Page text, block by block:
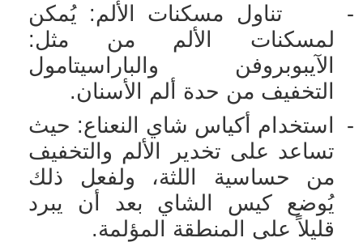
-
تناول مسكنات الألم: يُمكن
لمسكنات الألم من مثل:
الآيبوبروفن والباراسيتامول
التخفيف من حدة ألم الأسنان.
-
استخدام أكياس شاي النعناع: حيث
تساعد على تخدير الألم والتخفيف
من حساسية اللثة، ولفعل ذلك
يُوضع كيس الشاي بعد أن يبرد
قليلاً على المنطقة المؤلمة.